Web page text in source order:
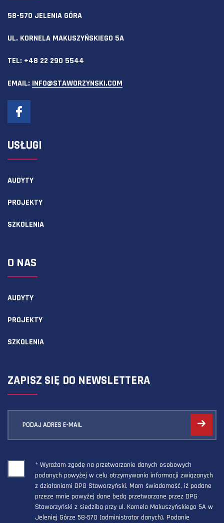
58-570 JELENIA GÓRA
UL. KORNELA MAKUSZYŃSKIEGO 5A
TEL: +48 22 290 5544
EMAIL: INFO@STAWORZYNSKI.COM
USŁUGI
AUDYTY
PROJEKTY
SZKOLENIA
O NAS
AUDYTY
PROJEKTY
SZKOLENIA
ZAPISZ SIĘ DO NEWSLETTERA
PODAJ ADRES E-MAIL
* Wyrażam zgodę na przetwarzanie danych osobowych
podanych powyżej w celu otrzymywania informacji związanych
z działaniami DPG Staworzyński. Mam świadomość, iż podane
przeze mnie powyżej dane będą przetwarzane przez DPG
Staworzyński z siedzibą przy ul. Kornela Makuszyńskiego 5A w
Jeleniej Górze 58-570 (administrator danych). Podanie